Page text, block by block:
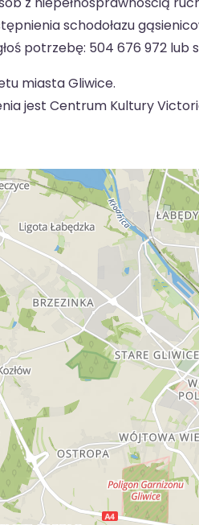
schodołazu
potrzebę: 504 676 972 lub
miasta Gliwice.
jest Centrum Kultury